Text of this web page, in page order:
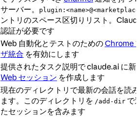
サーバー。
ントリのスペース区切りリスト。
認証が必要です
Web 自動化とテストのためのChrome
ザ統合 を有効にします
提供されたタスク説明で claude.ai に新
Web セッション を作成します
現在のディレクトリで最新の会話を読
ます。このディレクトリを /add-dir で
たセッションを含みます